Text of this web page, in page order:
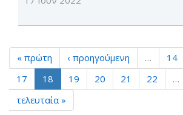
« πρώτη ‹ προηγούμενη … 14
17
18 19 20 21 22 …
τελευταία »